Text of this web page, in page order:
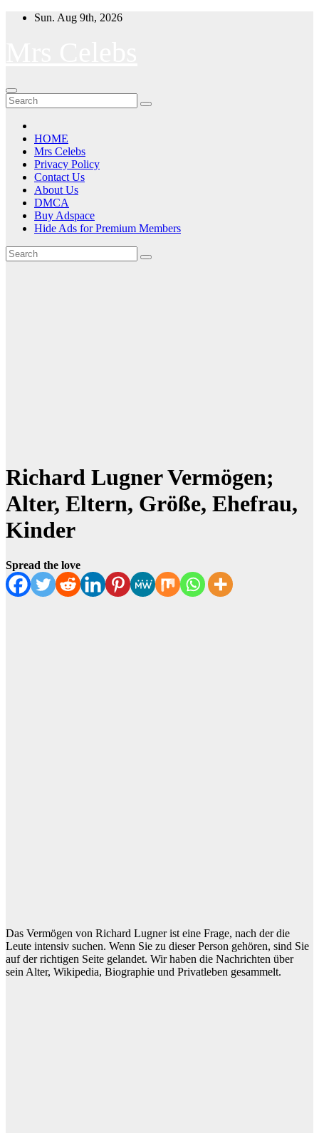
Skip
Sun. Aug 9th, 2026
HOME
Mrs Celebs
Privacy Policy
Contact Us
About Us
DMCA
Buy Adspace
Hide Ads for Premium Members
Richard Lugner Vermögen;
Alter, Eltern, Größe, Ehefrau,
Kinder
Spread the love
Das Vermögen von Richard Lugner ist eine Frage, nach der die
Leute intensiv suchen. Wenn Sie zu dieser Person gehören, sind Sie
auf der richtigen Seite gelandet. Wir haben die Nachrichten über
sein Alter, Wikipedia, Biographie und Privatleben gesammelt.